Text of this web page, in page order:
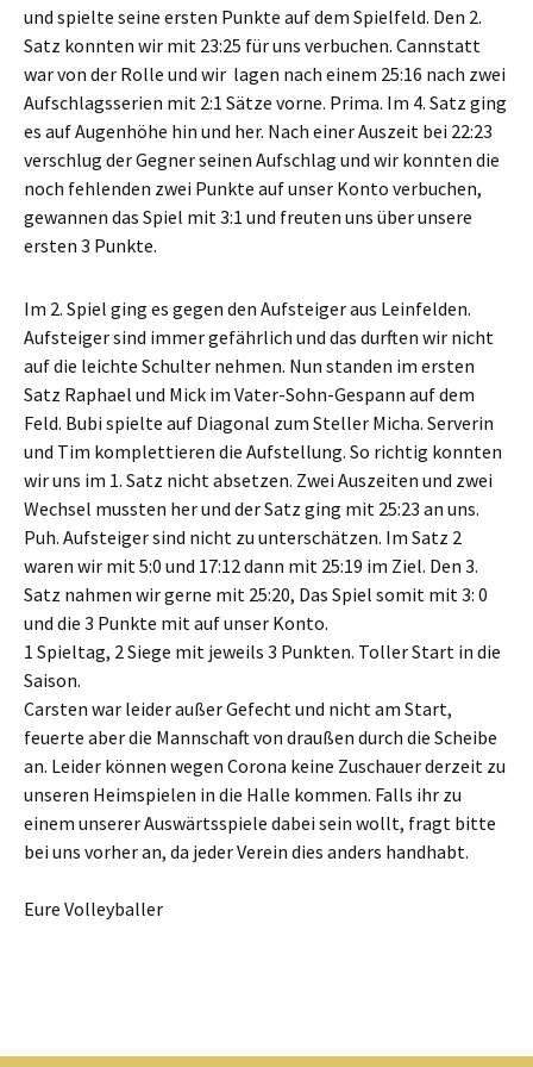
und spielte seine ersten Punkte auf dem Spielfeld. Den 2.
Satz konnten wir mit 23:25 für uns verbuchen. Cannstatt
war von der Rolle und wir lagen nach einem 25:16 nach zwei
Aufschlagsserien mit 2:1 Sätze vorne. Prima. Im 4. Satz ging
es auf Augenhöhe hin und her. Nach einer Auszeit bei 22:23
verschlug der Gegner seinen Aufschlag und wir konnten die
noch fehlenden zwei Punkte auf unser Konto verbuchen,
gewannen das Spiel mit 3:1 und freuten uns über unsere
ersten 3 Punkte.
Im 2. Spiel ging es gegen den Aufsteiger aus Leinfelden.
Aufsteiger sind immer gefährlich und das durften wir nicht
auf die leichte Schulter nehmen. Nun standen im ersten
Satz Raphael und Mick im Vater-Sohn-Gespann auf dem
Feld. Bubi spielte auf Diagonal zum Steller Micha. Serverin
und Tim komplettieren die Aufstellung. So richtig konnten
wir uns im 1. Satz nicht absetzen. Zwei Auszeiten und zwei
Wechsel mussten her und der Satz ging mit 25:23 an uns.
Puh. Aufsteiger sind nicht zu unterschätzen. Im Satz 2
waren wir mit 5:0 und 17:12 dann mit 25:19 im Ziel. Den 3.
Satz nahmen wir gerne mit 25:20, Das Spiel somit mit 3: 0
und die 3 Punkte mit auf unser Konto.
1 Spieltag, 2 Siege mit jeweils 3 Punkten. Toller Start in die
Saison.
Carsten war leider außer Gefecht und nicht am Start,
feuerte aber die Mannschaft von draußen durch die Scheibe
an. Leider können wegen Corona keine Zuschauer derzeit zu
unseren Heimspielen in die Halle kommen. Falls ihr zu
einem unserer Auswärtsspiele dabei sein wollt, fragt bitte
bei uns vorher an, da jeder Verein dies anders handhabt.
Eure Volleyballer